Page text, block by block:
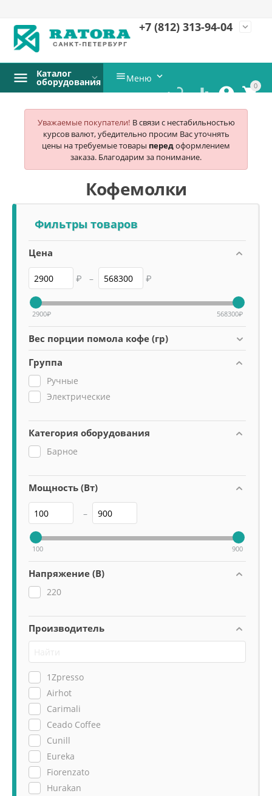
+7 (812) 313-94-04 expand_more
0


 
Каталог
оборудования Меню 
Уважаемые покупатели! В связи с нестабильностью
курсов валют, убедительно просим Вас уточнять
цены на требуемые товары передоформлением
заказа. Благодарим за понимание.
Кофемолки
Фильтры товаров
Цена
₽ – ₽
2900₽ 568300₽
Вес порции помола кофе (гр)
Группа
Ручные
Электрические
Категория оборудования
Барное
Мощность (Вт)
–
100 900
Напряжение (В)
220
Производитель
1Zpresso
Airhot
Carimali
Ceado Coffee
Cunill
Eureka
Fiorenzato
Hurakan